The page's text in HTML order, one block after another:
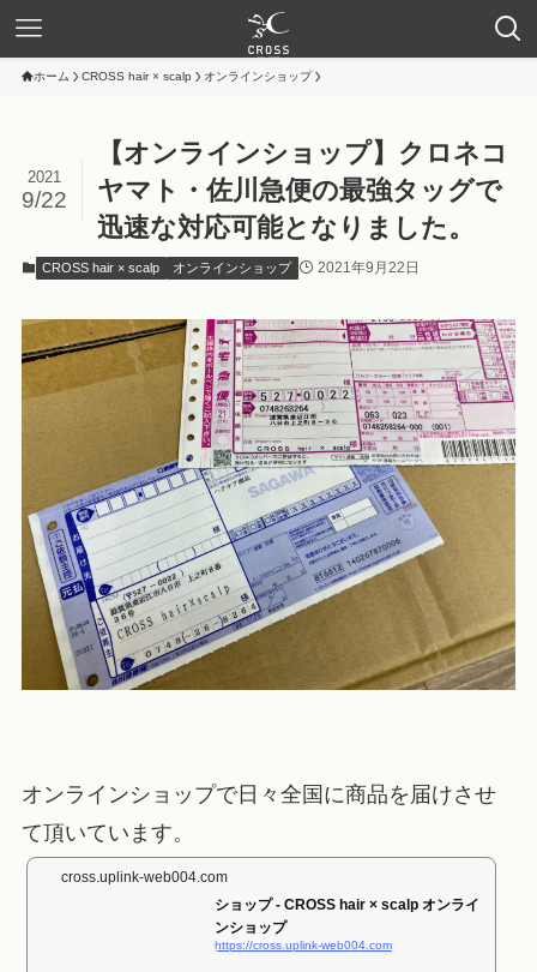
ホーム CROSS hair × scalp オンラインショップ
【オンラインショップ】クロネコ
ヤマト・佐川急便の最強タッグで
迅速な対応可能となりました。
2021
9/22
CROSS hair × scalp オンラインショップ 2021年9月22日
オンラインショップで日々全国に商品を届けさせ
て頂いています。
cross.uplink-web004.com
ショップ - CROSS hair × scalp オンライ
ンショップ
https://cross.uplink-web004.com